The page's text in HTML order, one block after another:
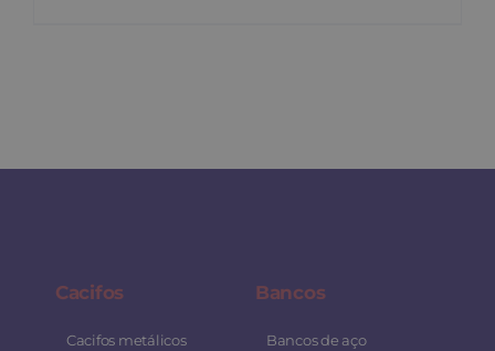
Cacifos
Cacifos metálicos
Bancos
Bancos de aço